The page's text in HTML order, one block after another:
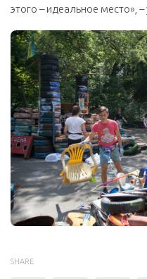
этого – идеальное место»,
SHARE